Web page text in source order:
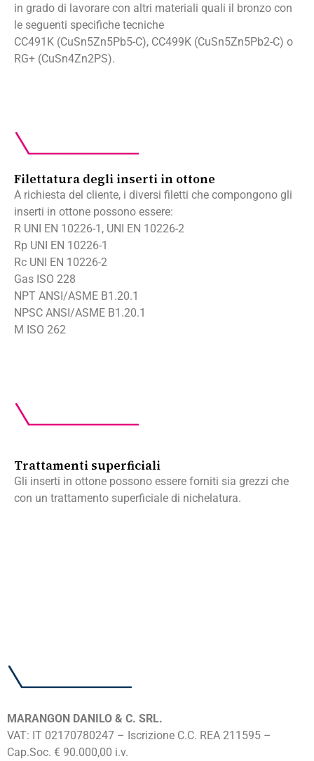
in grado di lavorare con altri materiali quali il bronzo con
le seguenti specifiche tecniche
CC491K (CuSn5Zn5Pb5-C), CC499K (CuSn5Zn5Pb2-C) o
RG+ (CuSn4Zn2PS).
Filettatura degli inserti in ottone
A richiesta del cliente, i diversi filetti che compongono gli
inserti in ottone possono essere:
R UNI EN 10226-1, UNI EN 10226-2
Rp UNI EN 10226-1
Rc UNI EN 10226-2
Gas ISO 228
NPT ANSI/ASME B1.20.1
NPSC ANSI/ASME B1.20.1
M ISO 262
Trattamenti superficiali
Gli inserti in ottone possono essere forniti sia grezzi che
con un trattamento superficiale di nichelatura.
MARANGON DANILO & C. SRL.
VAT: IT 02170780247 – Iscrizione C.C. REA 211595 –
Cap.Soc. € 90.000,00 i.v.